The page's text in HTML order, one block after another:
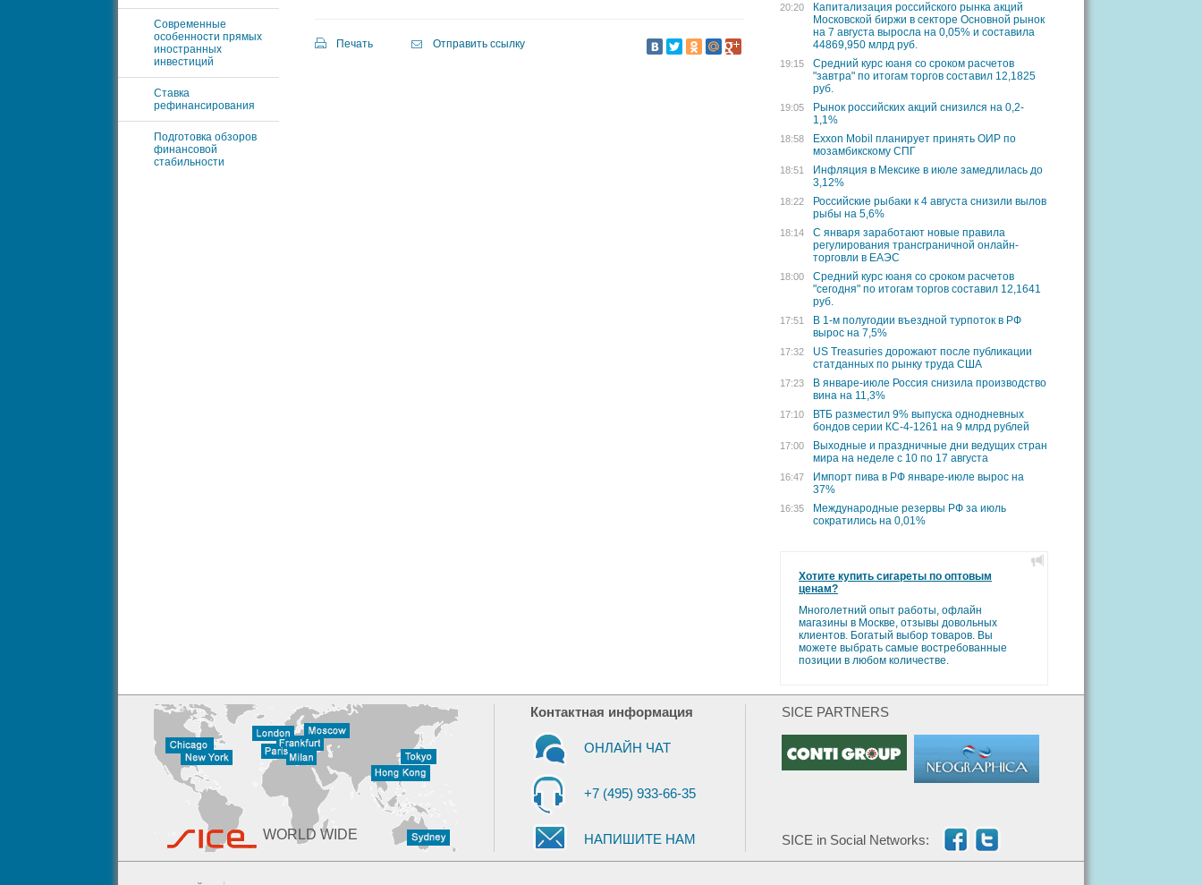
Современные
особенности прямых
иностранных
инвестиций
Ставка
рефинансирования
Подготовка обзоров
финансовой
стабильности
Печать Отправить ссылку
20:20
Капитализация российского рынка акций
Московской биржи в секторе Основной рынок
на 7 августа выросла на 0,05% и составила
44869,950 млрд руб.
19:15
Средний курс юаня со сроком расчетов
"завтра" по итогам торгов составил 12,1825
руб.
19:05
Рынок российских акций снизился на 0,2-
1,1%
18:58
Exxon Mobil планирует принять ОИР по
мозамбикскому СПГ
18:51
Инфляция в Мексике в июле замедлилась до
3,12%
18:22
Российские рыбаки к 4 августа снизили вылов
рыбы на 5,6%
18:14
С января заработают новые правила
регулирования трансграничной онлайн-
торговли в ЕАЭС
18:00
Средний курс юаня со сроком расчетов
"сегодня" по итогам торгов составил 12,1641
руб.
17:51
В 1-м полугодии въездной турпоток в РФ
вырос на 7,5%
17:32
US Treasuries дорожают после публикации
статданных по рынку труда США
17:23
В январе-июле Россия снизила производство
вина на 11,3%
17:10
ВТБ разместил 9% выпуска однодневных
бондов серии КС-4-1261 на 9 млрд рублей
17:00
Выходные и праздничные дни ведущих стран
мира на неделе с 10 по 17 августа
16:47
Импорт пива в РФ январе-июле вырос на
37%
16:35
Международные резервы РФ за июль
сократились на 0,01%
Хотите купить сигареты по оптовым
ценам?
Многолетний опыт работы, офлайн
магазины в Москве, отзывы довольных
клиентов. Богатый выбор товаров. Вы
можете выбрать самые востребованные
позиции в любом количестве.
WORLD WIDE
Контактная информация
ОНЛАЙН ЧАТ
+7 (495) 933-66-35
НАПИШИТЕ НАМ
SICE PARTNERS
SICE in Social Networks: